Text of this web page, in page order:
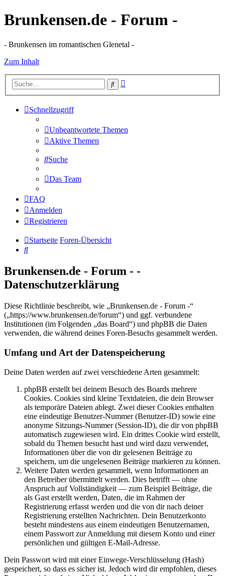
Brunkensen.de - Forum -
- Brunkensen im romantischen Glenetal -
Zum Inhalt
Suche
Schnellzugriff
Unbeantwortete Themen
Aktive Themen
Suche
Das Team
FAQ
Anmelden
Registrieren
Startseite Foren-Übersicht
Suche
Brunkensen.de - Forum - -
Datenschutzerklärung
Diese Richtlinie beschreibt, wie „Brunkensen.de - Forum -“
(„https://www.brunkensen.de/forum“) und ggf. verbundene
Institutionen (im Folgenden „das Board“) und phpBB die Daten
verwenden, die während deines Foren-Besuchs gesammelt werden.
Umfang und Art der Datenspeicherung
Deine Daten werden auf zwei verschiedene Arten gesammelt:
phpBB erstellt bei deinem Besuch des Boards mehrere
Cookies. Cookies sind kleine Textdateien, die dein Browser
als temporäre Dateien ablegt. Zwei dieser Cookies enthalten
eine eindeutige Benutzer-Nummer (Benutzer-ID) sowie eine
anonyme Sitzungs-Nummer (Session-ID), die dir von phpBB
automatisch zugewiesen wird. Ein drittes Cookie wird erstellt,
sobald du Themen besucht hast und wird dazu verwendet,
Informationen über die von dir gelesenen Beiträge zu
speichern, um die ungelesenen Beiträge markieren zu können.
Weitere Daten werden gesammelt, wenn Informationen an
den Betreiber übermittelt werden. Dies betrifft — ohne
Anspruch auf Vollständigkeit — zum Beispiel Beiträge, die
als Gast erstellt werden, Daten, die im Rahmen der
Registrierung erfasst werden und die von dir nach deiner
Registrierung erstellten Nachrichten. Dein Benutzerkonto
besteht mindestens aus einem eindeutigen Benutzernamen,
einem Passwort zur Anmeldung mit diesem Konto und einer
persönlichen und gültigen E-Mail-Adresse.
Dein Passwort wird mit einer Einwege-Verschlüsselung (Hash)
gespeichert, so dass es sicher ist. Jedoch wird dir empfohlen, dieses